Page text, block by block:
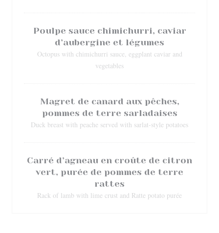
Poulpe sauce chimichurri, caviar
d’aubergine et légumes
Octopus with chimichurri sauce, eggplant caviar and
vegetables
Magret de canard aux pêches,
pommes de terre sarladaises
Duck breast with peache served with sarlat-style potatoes
Carré d’agneau en croûte de citron
vert, purée de pommes de terre
rattes
Rack of lamb with lime crust and Ratte potato purée